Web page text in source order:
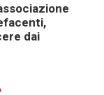
dai